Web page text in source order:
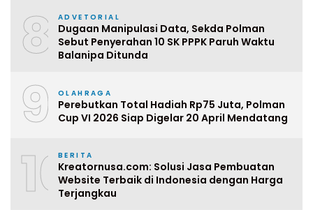
8 ADVETORIAL
Dugaan Manipulasi Data, Sekda Polman
Sebut Penyerahan 10 SK PPPK Paruh Waktu
Balanipa Ditunda
9 OLAHRAGA
Perebutkan Total Hadiah Rp75 Juta, Polman
Cup VI 2026 Siap Digelar 20 April Mendatang
10BERITA
Kreatornusa.com: Solusi Jasa Pembuatan
Website Terbaik di Indonesia dengan Harga
Terjangkau